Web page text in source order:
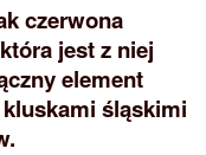
czerwona
jest z niej
element
śląskimi